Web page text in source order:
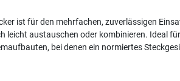
ist für den mehrfachen, zuverlässigen
leicht austauschen oder kombinieren. Ideal
bei denen ein normiertes